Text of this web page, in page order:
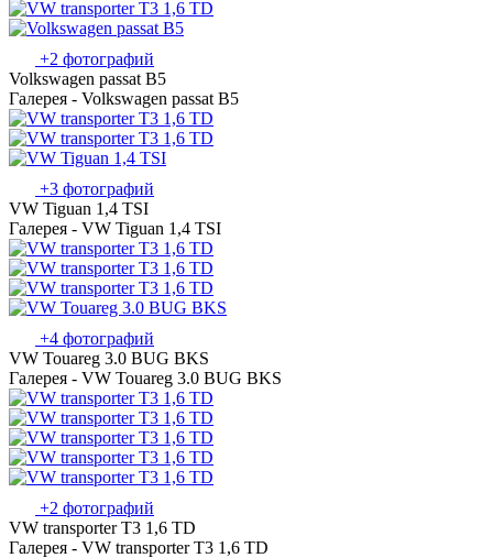
+2 фотографий
Volkswagen passat B5
Галерея - Volkswagen passat B5
+3 фотографий
VW Tiguan 1,4 TSI
Галерея - VW Tiguan 1,4 TSI
+4 фотографий
VW Touareg 3.0 BUG BKS
Галерея - VW Touareg 3.0 BUG BKS
+2 фотографий
VW transporter T3 1,6 TD
Галерея - VW transporter T3 1,6 TD